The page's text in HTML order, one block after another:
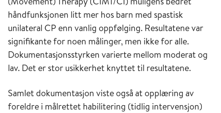
håndfunksjonen litt mer hos barn med spastisk
unilateral CP enn vanlig oppfølging. Resultatene var
signifikante for noen målinger, men ikke for alle.
Dokumentasjonsstyrken varierte mellom moderat og
lav. Det er stor usikkerhet knyttet til resultatene.
Samlet dokumentasjon viste også at opplæring av
foreldre i målrettet habilitering (tidlig intervensjon)